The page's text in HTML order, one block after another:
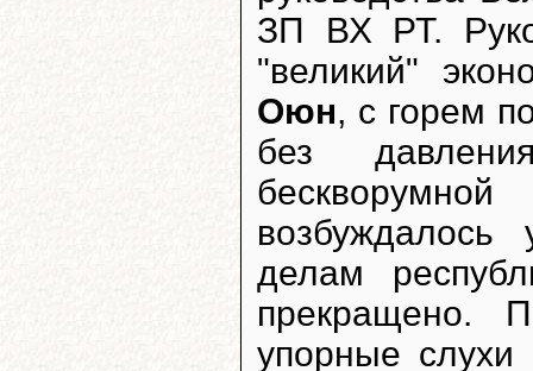
ЗП ВХ РТ.
"великий"
Оюн, с горем
без
делам
прекращено.
упорные слухи